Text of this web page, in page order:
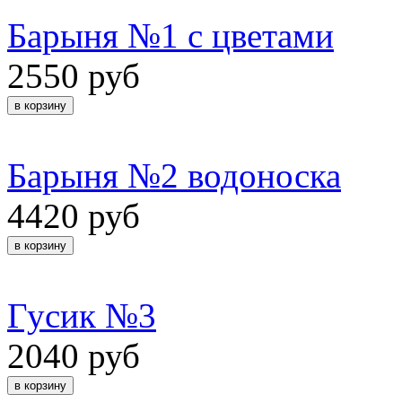
Барыня №1 с цветами
2550 руб
Барыня №2 водоноска
4420 руб
Гусик №3
2040 руб